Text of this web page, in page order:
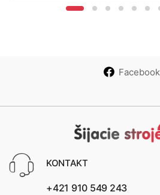
Facebook
KONTAKT
+421 910 549 243